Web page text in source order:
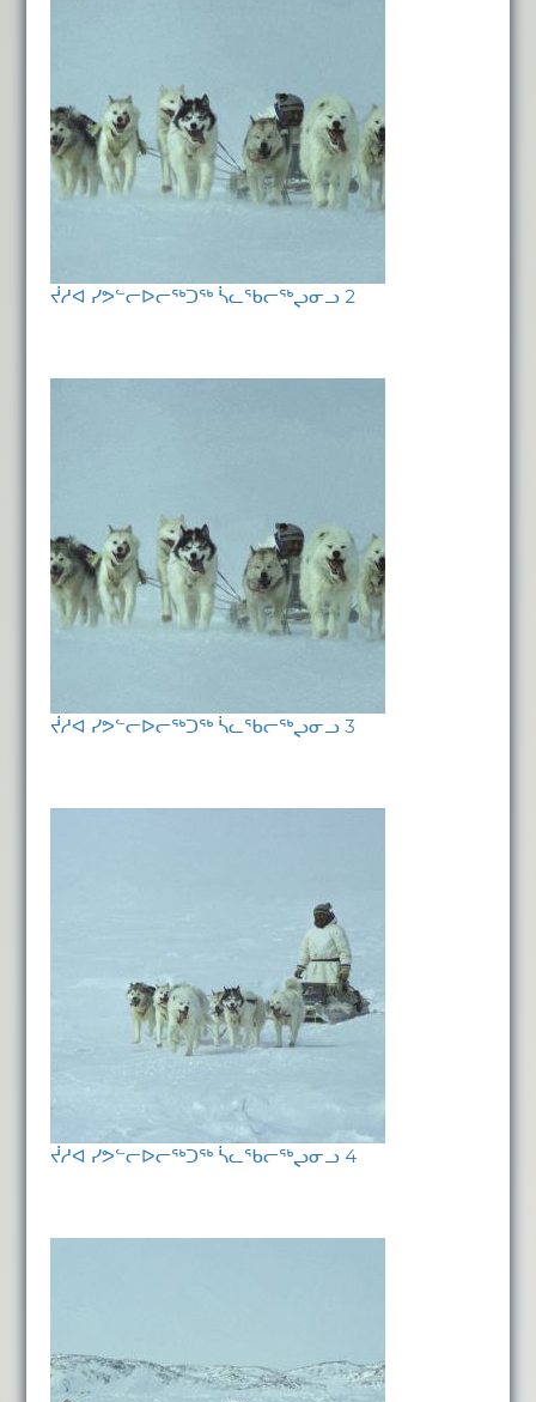
ᔫᓱᐊ ᓯᕗᓪᓕᐅᓕᖅᑐᖅ ᓵᓚᖃᓕᖅᖢᓂᓗ 2
ᔫᓱᐊ ᓯᕗᓪᓕᐅᓕᖅᑐᖅ ᓵᓚᖃᓕᖅᖢᓂᓗ 3
ᔫᓱᐊ ᓯᕗᓪᓕᐅᓕᖅᑐᖅ ᓵᓚᖃᓕᖅᖢᓂᓗ 4